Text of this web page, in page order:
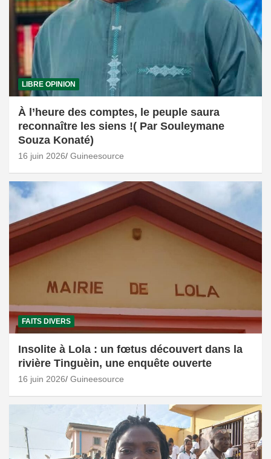
LIBRE OPINION
À l’heure des comptes, le peuple saura
reconnaître les siens !( Par Souleymane
Souza Konaté)
16 juin 2026 Guineesource
FAITS DIVERS
Insolite à Lola : un fœtus découvert dans la
rivière Tinguèin, une enquête ouverte
16 juin 2026 Guineesource